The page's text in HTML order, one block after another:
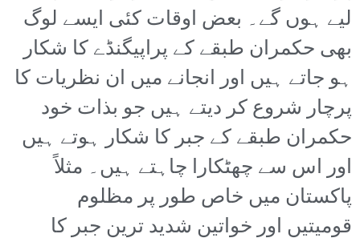
لیے ہوں گے۔ بعض اوقات کئی ایسے لوگ
بھی حکمران طبقے کے پراپیگنڈے کا شکار
ہو جاتے ہیں اور انجانے میں ان نظریات کا
پرچار شروع کر دیتے ہیں جو بذات خود
حکمران طبقے کے جبر کا شکار ہوتے ہیں
اور اس سے چھٹکارا چاہتے ہیں۔ مثلاً
پاکستان میں خاص طور پر مظلوم
قومیتیں اور خواتین شدید ترین جبر کا